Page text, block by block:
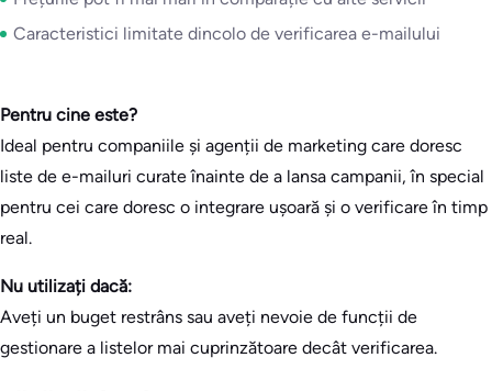
Caracteristici limitate dincolo de verificarea e-mailului
Pentru cine este?
Ideal pentru companiile și agenții de marketing care doresc
liste de e-mailuri curate înainte de a lansa campanii, în special
pentru cei care doresc o integrare ușoară și o verificare în timp
real.
Nu utilizați dacă:
Aveți un buget restrâns sau aveți nevoie de funcții de
gestionare a listelor mai cuprinzătoare decât verificarea.